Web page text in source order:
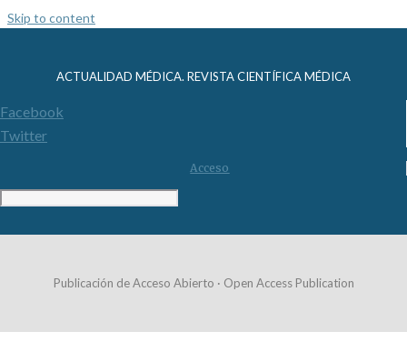
Skip to content
ACTUALIDAD MÉDICA. REVISTA CIENTÍFICA MÉDICA
Facebook
Twitter
Acceso
Publicación de Acceso Abierto · Open Access Publication